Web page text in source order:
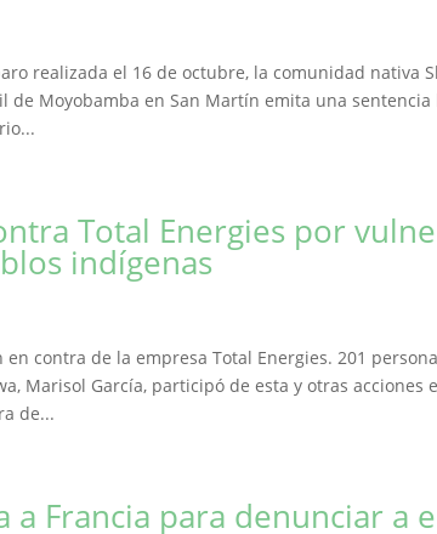
realizada el 16 de octubre, la comunidad nativa
de Moyobamba en San Martín emita una
Total Energies por
indígenas
contra de la empresa Total Energies. 201
Marisol García, participó de esta y otras acciones
de...
a Francia para denunciar a